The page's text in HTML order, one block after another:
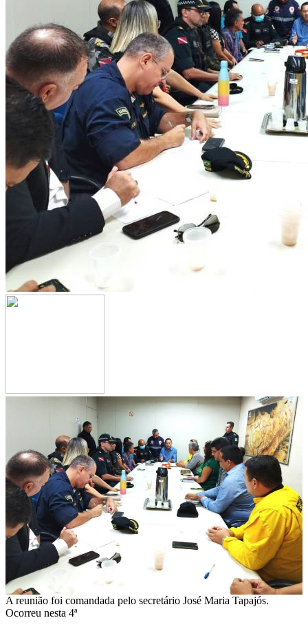
A reunião foi comandada pelo secretário José Maria Tapajós.
Ocorreu nesta 4ª